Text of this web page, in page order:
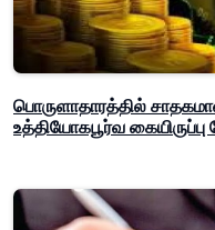
பொருளாதாரத்தில்
உத்தியோகபூர்வ கையிருப்பு